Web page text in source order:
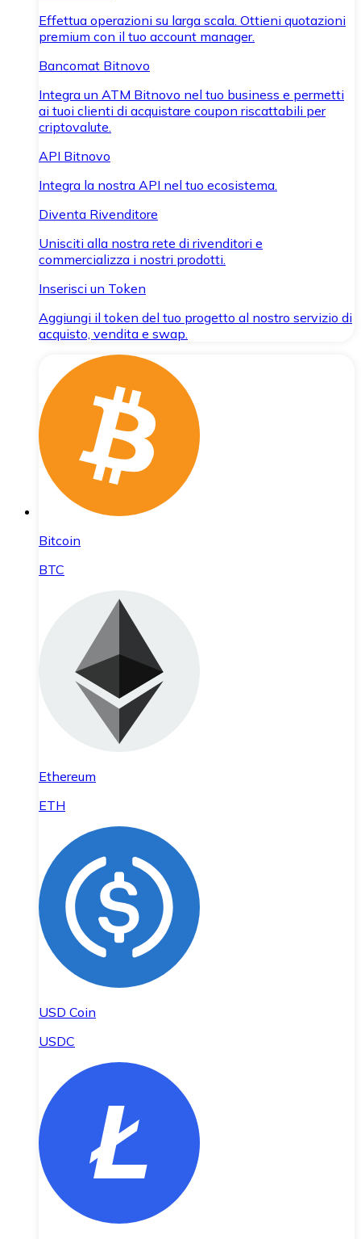
Effettua operazioni su larga scala. Ottieni quotazioni
premium con il tuo account manager.
Bancomat Bitnovo
Integra un ATM Bitnovo nel tuo business e permetti
ai tuoi clienti di acquistare coupon riscattabili per
criptovalute.
API Bitnovo
Integra la nostra API nel tuo ecosistema.
Diventa Rivenditore
Unisciti alla nostra rete di rivenditori e
commercializza i nostri prodotti.
Inserisci un Token
Aggiungi il token del tuo progetto al nostro servizio di
acquisto, vendita e swap.
Bitcoin
BTC
Ethereum
ETH
USD Coin
USDC